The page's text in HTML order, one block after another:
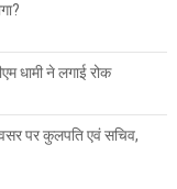
धामी ने लगाई रोक
पर कुलपति एवं सचिव,